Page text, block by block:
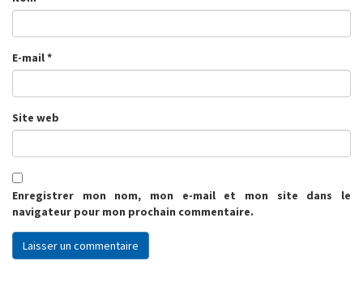
E-mail*
Site web
Enregistrer mon nom, mon e-mail et mon site dans le
navigateur pour mon prochain commentaire.